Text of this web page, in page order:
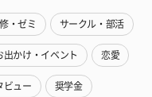
・ゼミ サークル・部活
出かけ・イベント 恋愛
ビュー 奨学金